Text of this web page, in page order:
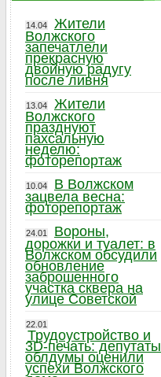
14.04
Жители
Волжского
запечатлели
прекрасную
двойную радугу
после ливня
13.04
Жители
Волжского
празднуют
пахсальную
неделю:
фоторепортаж
10.04
В Волжском
зацвела весна:
фоторепортаж
24.01
Вороны,
дорожки и туалет: в
Волжском обсудили
обновление
заброшенного
участка сквера на
улице Советской
22.01
Трудоустройство и
3D-печать: депутаты
облдумы оценили
успехи Волжского